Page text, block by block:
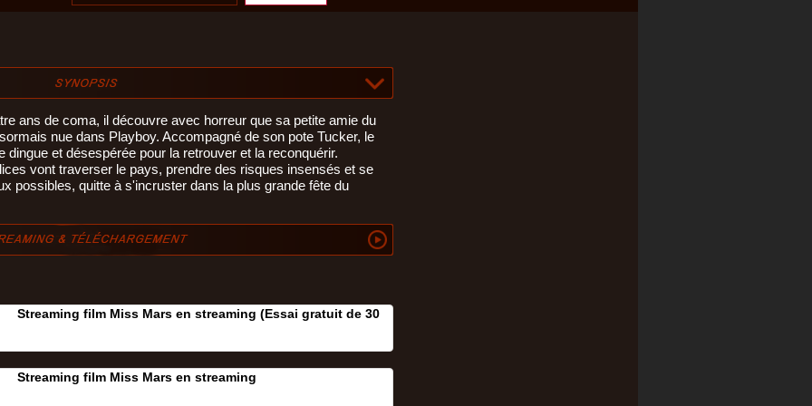
ans de coma, il découvre avec horreur que sa petite amie du
nue dans Playboy. Accompagné de son pote Tucker, le
et désespérée pour la retrouver et la reconquérir.
vont traverser le pays, prendre des risques insensés et se
possibles, quitte à s'incruster dans la plus grande fête du
Streaming film Miss Mars en streaming (Essai gratuit de 30
Streaming film Miss Mars en streaming